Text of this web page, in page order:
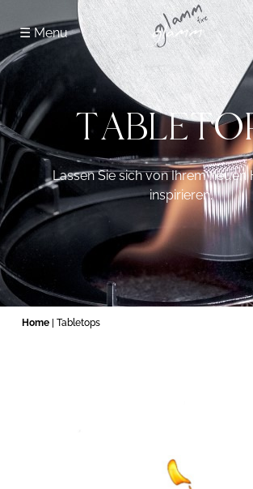
☰ Menu
Lassen Sie sich von Ihrem neuen
inspirieren.
Home | Tabletops